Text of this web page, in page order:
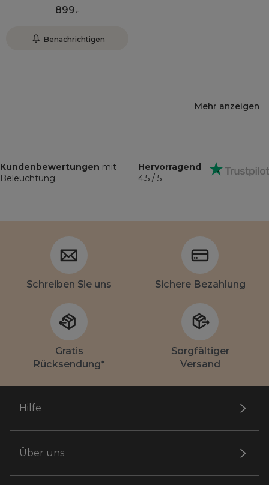
899.-
Benachrichtigen
Mehr anzeigen
Kundenbewertungen mit
Beleuchtung
Hervorragend
4.5 / 5
Schreiben Sie uns Sichere Bezahlung
Gratis
Rücksendung*
Sorgfältiger
Versand
Hilfe
Über uns